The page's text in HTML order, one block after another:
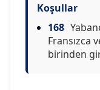
Koşullar
168
Fransızca
birinden